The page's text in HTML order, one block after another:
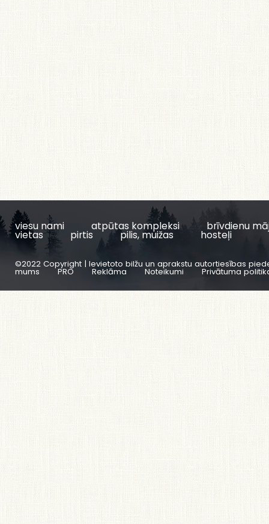
viesu nami atpūtas kompleksi brīvdienu
vietas pirtis pilis, muižas hosteļi
©2022 Copyright | Ievietoto bilžu un aprakstu autortiesības
mums PRO Reklāma Noteikumi Privātuma